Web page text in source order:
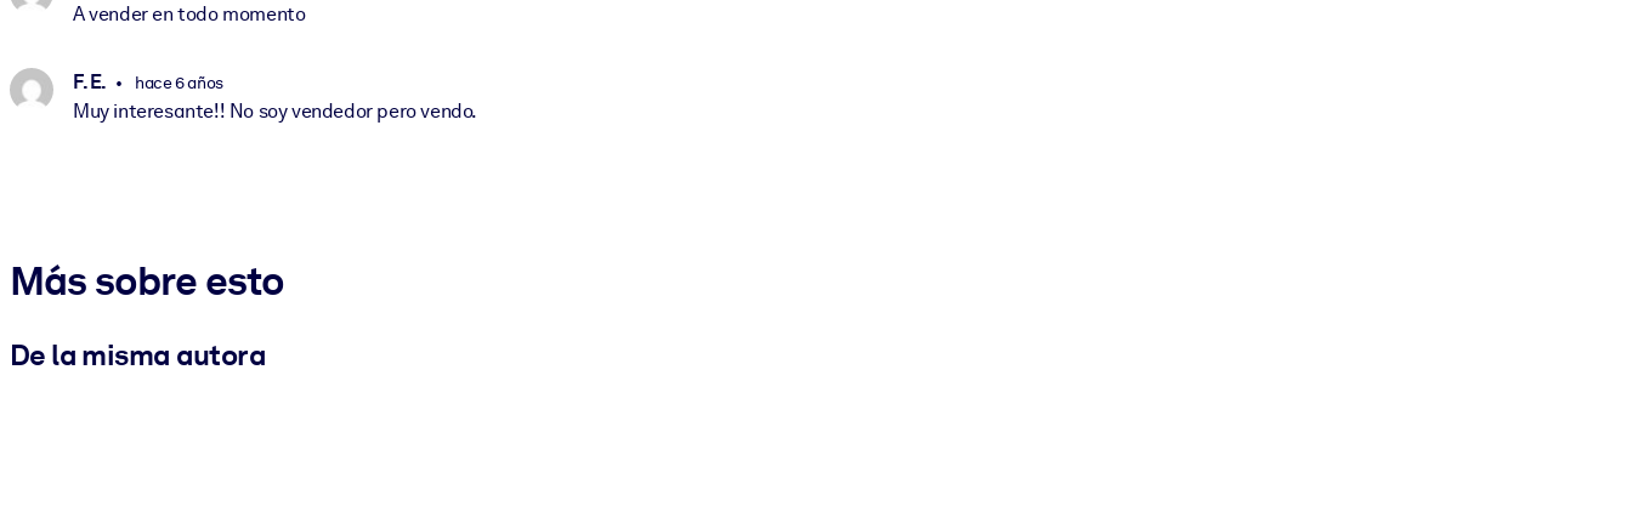
A vender en todo momento
F. E. hace 6 años
Muy interesante!! No soy vendedor pero vendo.
Más sobre esto
De la misma autora